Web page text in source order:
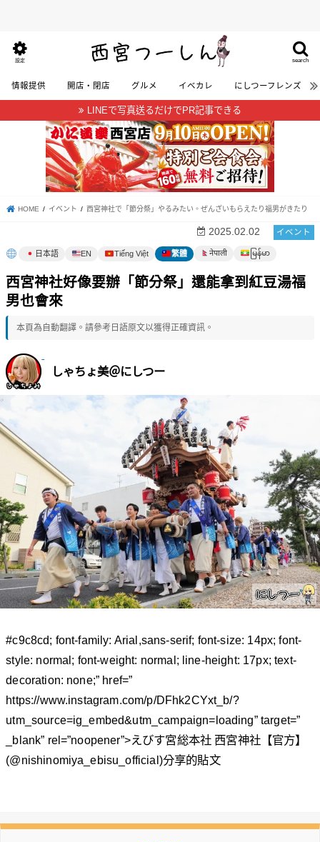
search
設定
情報提供 開店・閉店 グルメ イベカレ にしつーフレンズ
LINEで写真送るだけでPR記事できる
HOME イベント 西宮神社で「節分祭」やるみたい。ぜんざいもらえたり福男がきたり
イベント
2025.02.02
日本語 EN Tiếng Việt 繁體 नेपाली မြန်မာ
西宮神社好像要辦「節分祭」還能拿到紅豆湯福
男也會來
本頁為自動翻譯。請參考日語原文以獲得正確資訊。
しゃちょ美＠にしつー
#c9c8cd; font-family: Arial,sans-serif; font-size: 14px; font-
style: normal; font-weight: normal; line-height: 17px; text-
decoration: none;” href=”
https://www.instagram.com/p/DFhk2CYxt_b/?
utm_source=ig_embed&utm_campaign=loading” target=”
_blank” rel=”noopener”>えびす宮総本社 西宮神社【官方】
(@nishinomiya_ebisu_official)分享的貼文